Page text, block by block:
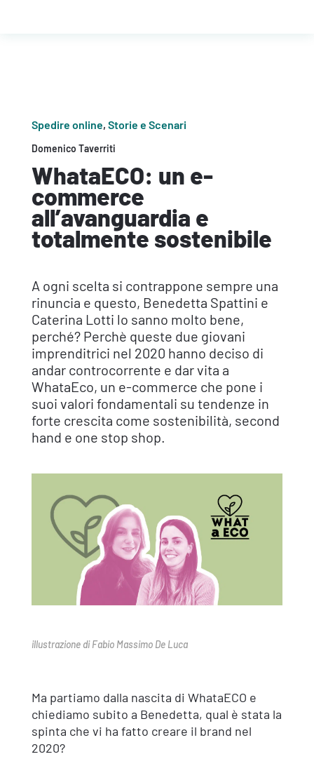
Spedire online, Storie e Scenari
Domenico Taverriti
WhataECO: un e-
commerce
all’avanguardia e
totalmente sostenibile
A ogni scelta si contrappone sempre una
rinuncia e questo, Benedetta Spattini e
Caterina Lotti lo sanno molto bene,
perché? Perchè queste due giovani
imprenditrici nel 2020 hanno deciso di
andar controcorrente e dar vita a
WhataEco, un e-commerce che pone i
suoi valori fondamentali su tendenze in
forte crescita come sostenibilità, second
hand e one stop shop.
illustrazione di Fabio Massimo De Luca
Ma partiamo dalla nascita di WhataECO e
chiediamo subito a Benedetta, qual è stata la
spinta che vi ha fatto creare il brand nel
2020?